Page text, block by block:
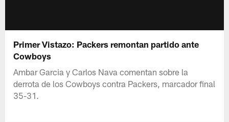
Primer Vistazo: Packers remontan partido ante
Cowboys
Ambar Garcia y Carlos Nava comentan sobre la
derrota de los Cowboys contra Packers, marcador final
35-31.